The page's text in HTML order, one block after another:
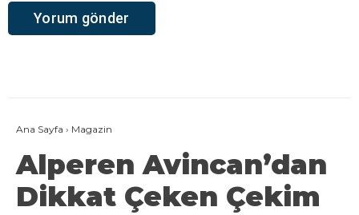
Ana Sayfa › Magazin
Alperen Avincan’dan
Dikkat Çeken Çekim